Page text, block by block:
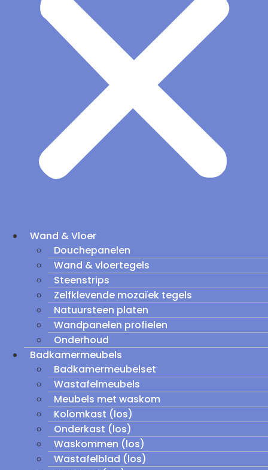
Wand & Vloer
Douchepanelen
Wand & vloertegels
Steenstrips
Zelfklevende mozaïek tegels
Natuursteen platen
Wandpanelen profielen
Onderhoud
Badkamermeubels
Badkamermeubelset
Wastafelmeubels
Meubels met waskom
Kolomkast (los)
Onderkast (los)
Waskommen (los)
Wastafelblad (los)